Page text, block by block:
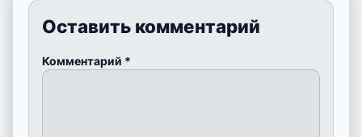
Оставить комментарий
Комментарий *